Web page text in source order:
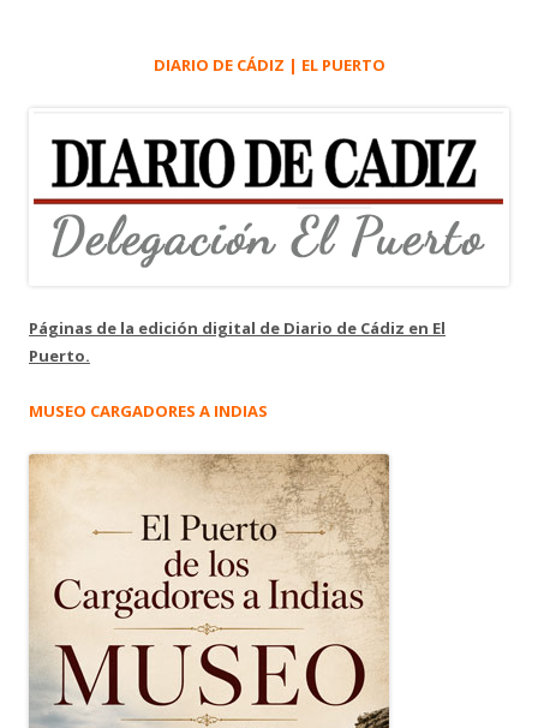
DIARIO DE CÁDIZ | EL PUERTO
Páginas de la edición digital de Diario de Cádiz en El
Puerto.
MUSEO CARGADORES A INDIAS